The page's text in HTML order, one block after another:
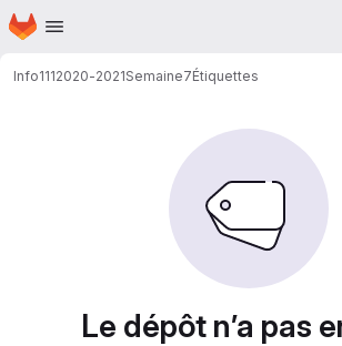
Passer au contenu principal
Page d'accueil
Info1112020-2021Semaine7Étiquettes
Le dépôt n’a pas